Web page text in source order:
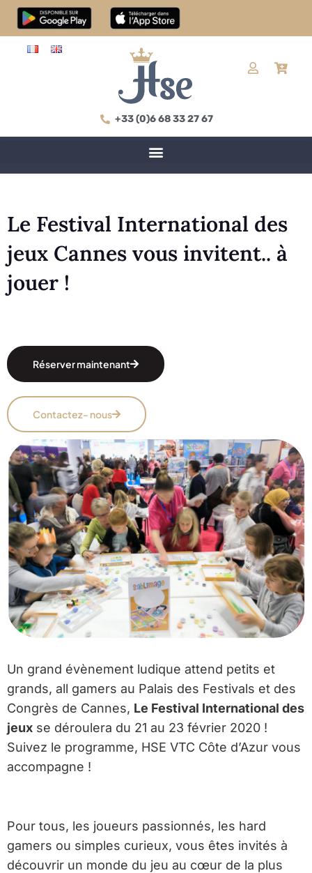
+33 (0)6 68 33 27 67
Le Festival International des
jeux Cannes vous invitent.. à
jouer !
Réserver maintenant
Contactez- nous
Un grand évènement ludique attend petits et
grands, all gamers au Palais des Festivals et des
Congrès de Cannes, Le Festival International des
jeux se déroulera du 21 au 23 février 2020 !
Suivez le programme, HSE VTC Côte d’Azur vous
accompagne !
Pour tous, les joueurs passionnés, les hard
gamers ou simples curieux, vous êtes invités à
découvrir un monde du jeu au cœur de la plus